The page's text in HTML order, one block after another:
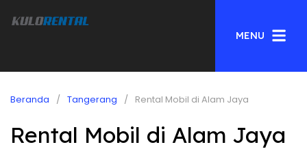
MENU
Beranda Tangerang Rental Mobil di Alam Jaya
Rental Mobil di Alam Jaya